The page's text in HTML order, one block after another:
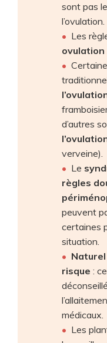
sont pas
l’ovulation.
Les
ovulation
d’autres
verveine).
Le
règles
peuvent
certaines
situation.
risque :
médicaux.
Les